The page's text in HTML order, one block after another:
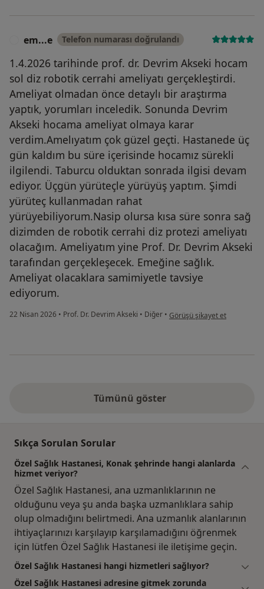
em...e Telefon numarası doğrulandı
1.4.2026 tarihinde prof. dr. Devrim Akseki hocam
sol diz robotik cerrahi ameliyatı gerçekleştirdi.
Ameliyat olmadan önce detaylı bir araştırma
yaptık, yorumları inceledik. Sonunda Devrim
Akseki hocama ameliyat olmaya karar
verdim.Amelıyatım çok güzel geçti. Hastanede üç
gün kaldım bu süre içerisinde hocamız sürekli
ilgilendi. Taburcu olduktan sonrada ilgisi devam
ediyor. Üçgün yürüteçle yürüyüş yaptım. Şimdi
yürüteç kullanmadan rahat
yürüyebiliyorum.Nasip olursa kısa süre sonra sağ
dizimden de robotik cerrahi diz protezi ameliyatı
olacağım. Ameliyatım yine Prof. Dr. Devrim Akseki
tarafından gerçekleşecek. Emeğine sağlık.
Ameliyat olacaklara samimiyetle tavsiye
ediyorum.
22 Nisan 2026 • Prof. Dr. Devrim Akseki • Diğer • kullanıcının görüşüne göre
Görüşü şikayet et
Tümünü göster
Sıkça Sorulan Sorular
Özel Sağlık Hastanesi, Konak şehrinde hangi alanlarda
hizmet veriyor?
Özel Sağlık Hastanesi, ana uzmanlıklarının ne
olduğunu veya şu anda başka uzmanlıklara sahip
olup olmadığını belirtmedi. Ana uzmanlık alanlarının
ihtiyaçlarınızı karşılayıp karşılamadığını öğrenmek
için lütfen Özel Sağlık Hastanesi ile iletişime geçin.
Özel Sağlık Hastanesi hangi hizmetleri sağlıyor?
Özel Sağlık Hastanesi adresine gitmek zorunda